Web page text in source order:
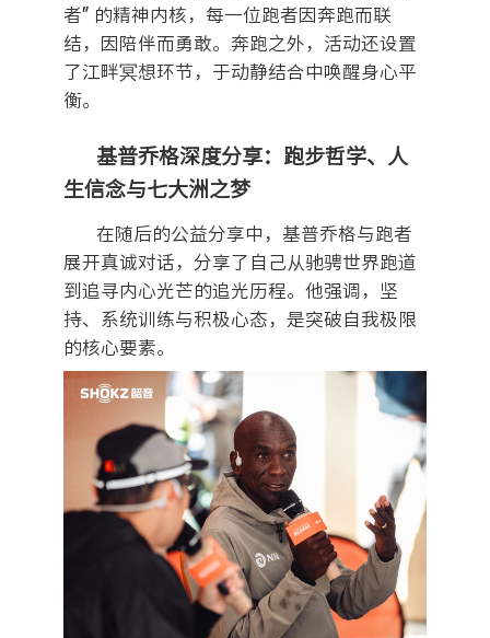
者” 的精神内核，每一位跑者因奔跑而联
结，因陪伴而勇敢。奔跑之外，活动还设置
了江畔冥想环节，于动静结合中唤醒身心平
衡。
基普乔格深度分享：跑步哲学、人
生信念与七大洲之梦
在随后的公益分享中，基普乔格与跑者
展开真诚对话，分享了自己从驰骋世界跑道
到追寻内心光芒的追光历程。他强调，坚
持、系统训练与积极心态，是突破自我极限
的核心要素。